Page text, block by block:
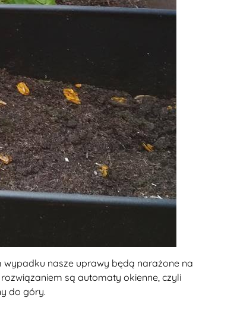
wypadku nasze uprawy będą narażone na
są automaty okienne, czyli
do góry.